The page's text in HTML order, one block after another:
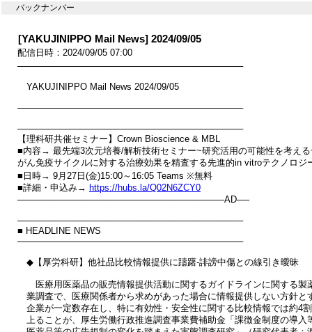
バックナンバー
[YAKUJINIPPO Mail News] 2024/09/05
配信日時：2024/09/05 07:00
────────────────────────────────────
YAKUJINIPPO Mail News 2024/09/05
────────────────────────────────────
────────────────────────────────────
【理科研共催セミナー】Crown Bioscience & MBL
■内容→ 最先端3次元培養/解析技術セミナー~研究活用の可能性を考え
がん免疫サイクルに対する治療効果を精査する先進的in vitroテクノロジ
■日時→ 9月27日(金)15:00～16:05 Teams ※無料
■詳細・申込み→ https://hubs.la/Q02N6ZCY0
─────────────────────────────────AD──
────────────────────────────────────
■ HEADLINE NEWS
────────────────────────────────────
◆【厚労科研】他社品比較情報提供に躊躇‐誹謗中傷との線引き曖昧
医療用医薬品の販売情報提供活動に関するガイドラインに関する製
業調査で、医療関係者から求めがあった場合に情報提供しない方針と
企業が一定数存在し、特に有効性・安全性に関する比較情報では約4
上ることが、厚生労働行政推進調査事業費補助金「課徴金制度の導入